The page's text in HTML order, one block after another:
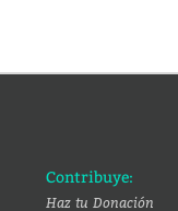
Contribuye:
Haz tu Donación